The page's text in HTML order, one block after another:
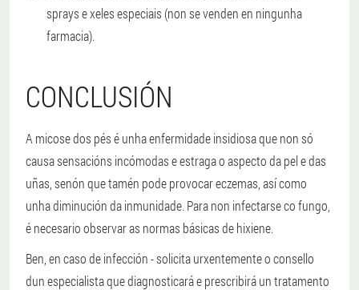
sprays e xeles especiais (non se venden en ningunha
farmacia).
CONCLUSIÓN
A micose dos pés é unha enfermidade insidiosa que non só
causa sensacións incómodas e estraga o aspecto da pel e das
uñas, senón que tamén pode provocar eczemas, así como
unha diminución da inmunidade. Para non infectarse co fungo,
é necesario observar as normas básicas de hixiene.
Ben, en caso de infección - solicita urxentemente o consello
dun especialista que diagnosticará e prescribirá un tratamento